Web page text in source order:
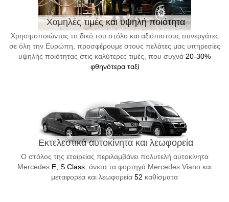
Χαμηλές τιμές και υψηλή ποιότητα
Χρησιμοποιώντας το δικό του στόλο και αξιόπιστους συνεργάτες
σε όλη την Ευρώπη, προσφέρουμε στους πελάτες μας υπηρεσίες
υψηλής ποιότητας στις καλύτερες τιμές, που συχνά 20-30%
φθηνότερα ταξί
Εκτελεστικά αυτοκίνητα και λεωφορεία
Ο στόλος της εταιρείας περιλαμβάνει πολυτελή αυτοκίνητα
Mercedes E, S Class , άνετα τα φορτηγά Mercedes Viano και
μεταφορέα και λεωφορεία 52 καθίσματα